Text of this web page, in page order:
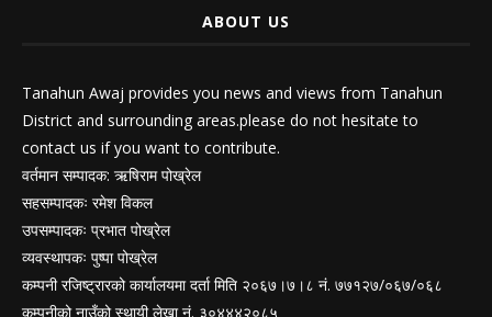
ABOUT US
Tanahun Awaj provides you news and views from Tanahun
District and surrounding areas.please do not hesitate to
contact us if you want to contribute.
वर्तमान सम्पादक: ऋषिराम पोख्रेल
सहसम्पादकः रमेश विकल
उपसम्पादकः प्रभात पोख्रेल
व्यवस्थापकः पुष्पा पोख्रेल
कम्पनी रजिष्ट्रारको कार्यालयमा दर्ता मिति २०६७।७।८ नं. ७७१२७/०६७/०६८
कम्पनीको नाउँको स्थायी लेखा नं. ३०४४४२०८५